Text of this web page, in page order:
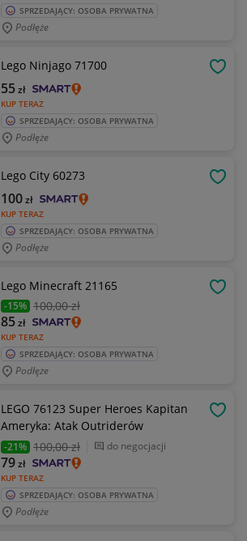
SPRZEDAJĄCY: OSOBA PRYWATNA
Podłęże
Lego Ninjago 71700
KUP TERAZ
55zł
SPRZEDAJĄCY: OSOBA PRYWATNA
Podłęże
Lego City 60273
KUP TERAZ
100zł
SPRZEDAJĄCY: OSOBA PRYWATNA
Podłęże
Lego Minecraft 21165
-15% 100,00 zł
KUP TERAZ
85zł
SPRZEDAJĄCY: OSOBA PRYWATNA
Podłęże
LEGO 76123 Super Heroes Kapitan
Ameryka: Atak Outriderów
-21% 100,00 zł do negocjacji
KUP TERAZ
79zł
SPRZEDAJĄCY: OSOBA PRYWATNA
Podłęże